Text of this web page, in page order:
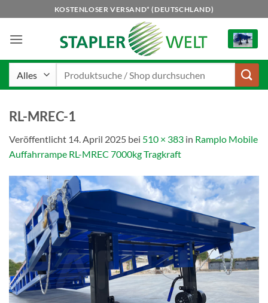
Inhalt
springen
KOSTENLOSER VERSAND* (DEUTSCHLAND)
RL-MREC-1
Veröffentlicht 14. April 2025 bei 510 × 383 in Ramplo Mobile
Auffahrrampe RL-MREC 7000kg Tragkraft